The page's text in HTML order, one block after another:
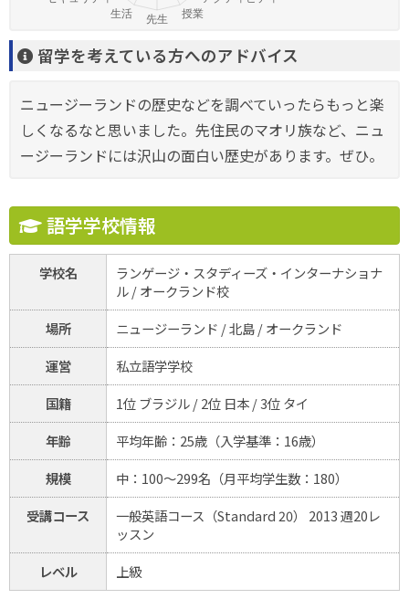
留学を考えている方へのアドバイス
ニュージーランドの歴史などを調べていったらもっと楽
しくなるなと思いました。先住民のマオリ族など、ニュ
ージーランドには沢山の面白い歴史があります。ぜひ。
語学学校情報
学校名
ランゲージ・スタディーズ・インターナショナ
ル / オークランド校
場所
ニュージーランド / 北島 / オークランド
運営
私立語学学校
国籍
1位 ブラジル / 2位 日本 / 3位 タイ
年齢
平均年齢：25歳（入学基準：16歳）
規模
中：100～299名（月平均学生数：180）
受講コース
一般英語コース（Standard 20） 2013 週20レ
ッスン
レベル
上級